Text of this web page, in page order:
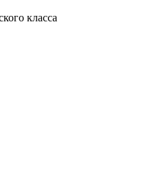
класса